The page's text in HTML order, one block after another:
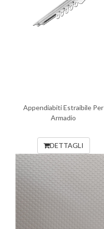
Appendiabiti Estraibile Per
Armadio
DETTAGLI